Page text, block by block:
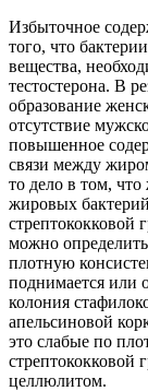
Избыточное
того, что
вещества,
тестостерона. В
образование
отсутствие
повышенное
связи между
то дело в том, что
жировых
стрептококковой
можно
плотную
поднимается или
колония
апельсиновой
это слабые по
стрептококковой
целлюлитом.